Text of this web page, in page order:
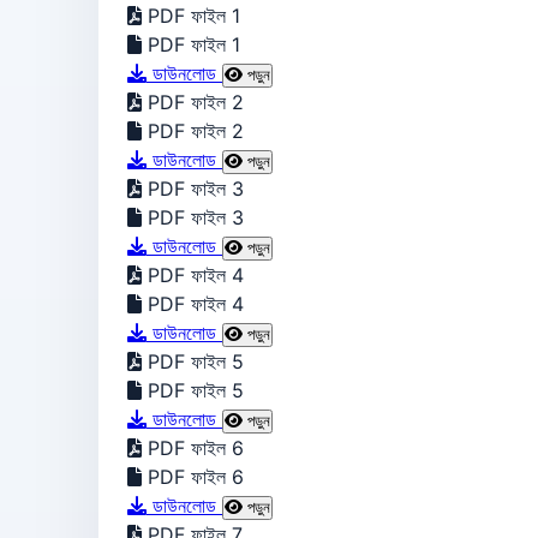
PDF ফাইল 1
PDF ফাইল 1
ডাউনলোড
পড়ুন
PDF ফাইল 2
PDF ফাইল 2
ডাউনলোড
পড়ুন
PDF ফাইল 3
PDF ফাইল 3
ডাউনলোড
পড়ুন
PDF ফাইল 4
PDF ফাইল 4
ডাউনলোড
পড়ুন
PDF ফাইল 5
PDF ফাইল 5
ডাউনলোড
পড়ুন
PDF ফাইল 6
PDF ফাইল 6
ডাউনলোড
পড়ুন